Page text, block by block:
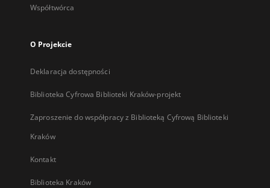
Współtwórca
O Projekcie
Deklaracja dostępności
Biblioteka Cyfrowa Biblioteki Kraków-projekt
Zaproszenie do współpracy z Biblioteką Cyfrową Biblioteki
Kraków
Kontakt
Biblioteka Kraków